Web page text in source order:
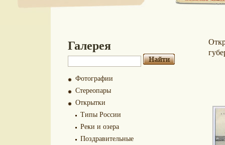
Галерея
Фотографии
Стереопары
Открытки
Типы России
Реки и озера
Поздравительные